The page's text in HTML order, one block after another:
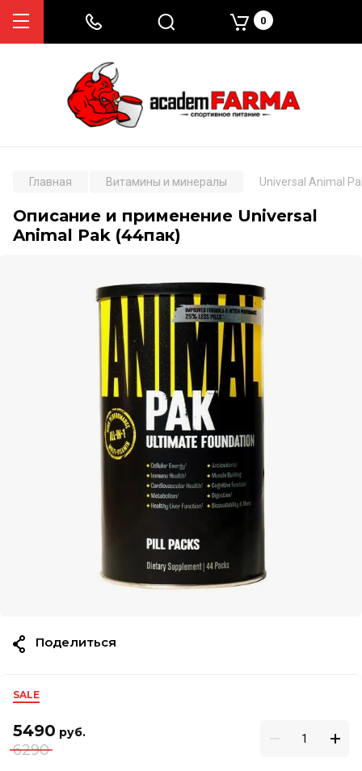
0
Главная Витамины и минералы Universal Animal
Описание и применение Universal
Animal Pak (44пак)
SALE
5490 руб.
6290
Поделиться